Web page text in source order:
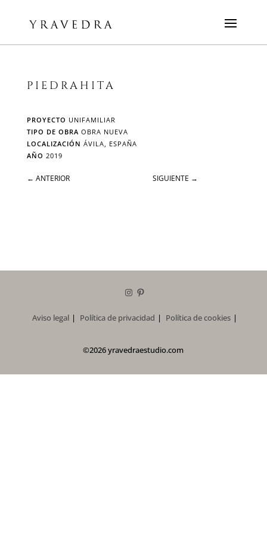
PIEDRAHITA
PROYECTO UNIFAMILIAR
TIPO DE OBRA OBRA NUEVA
LOCALIZACIÓN ÁVILA, ESPAÑA
AÑO 2019
← ANTERIOR SIGUIENTE →
©2026 yravedraestudio.com
Instagram
Pinterest
Aviso legal Política de privacidad Política de cookies